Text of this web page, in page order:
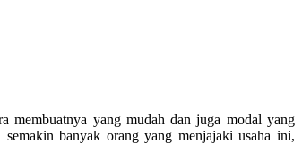
membuatnya yang mudah dan juga modal yang
banyak orang yang menjajaki usaha ini,